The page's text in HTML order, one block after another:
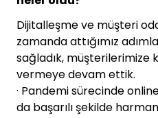
Dijitalleşme ve müşteri
zamanda attığımız
sağladık, müşterilerimize
vermeye devam ettik.
· Pandemi sürecinde
da başarılı şekilde